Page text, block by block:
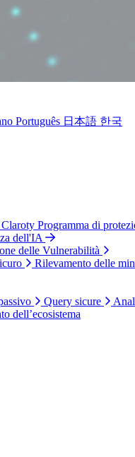
Português 日本語 한국
Claroty Programma di
dell'IA
delle Vulnerabilità
Rilevamento delle
Query sicure
dell’ecosistema